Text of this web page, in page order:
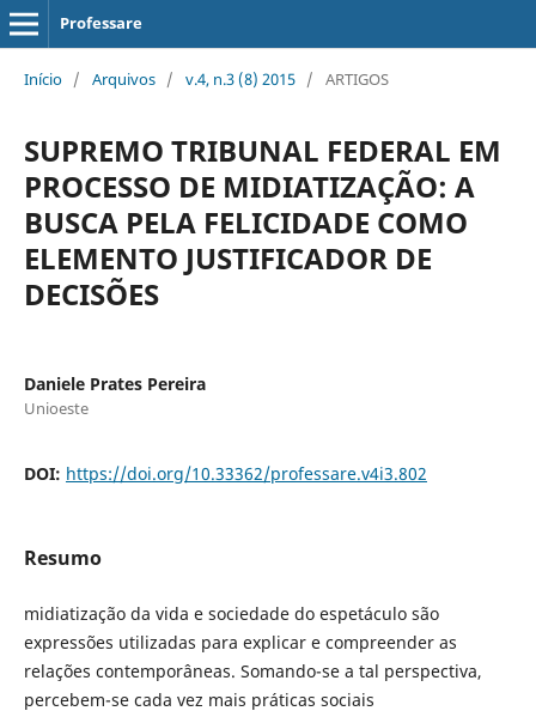
Professare
Início / Arquivos / v.4, n.3 (8) 2015 / ARTIGOS
SUPREMO TRIBUNAL FEDERAL EM
PROCESSO DE MIDIATIZAÇÃO: A
BUSCA PELA FELICIDADE COMO
ELEMENTO JUSTIFICADOR DE
DECISÕES
Daniele Prates Pereira
Unioeste
DOI: https://doi.org/10.33362/professare.v4i3.802
Resumo
midiatização da vida e sociedade do espetáculo são
expressões utilizadas para explicar e compreender as
relações contemporâneas. Somando-se a tal perspectiva,
percebem-se cada vez mais práticas sociais